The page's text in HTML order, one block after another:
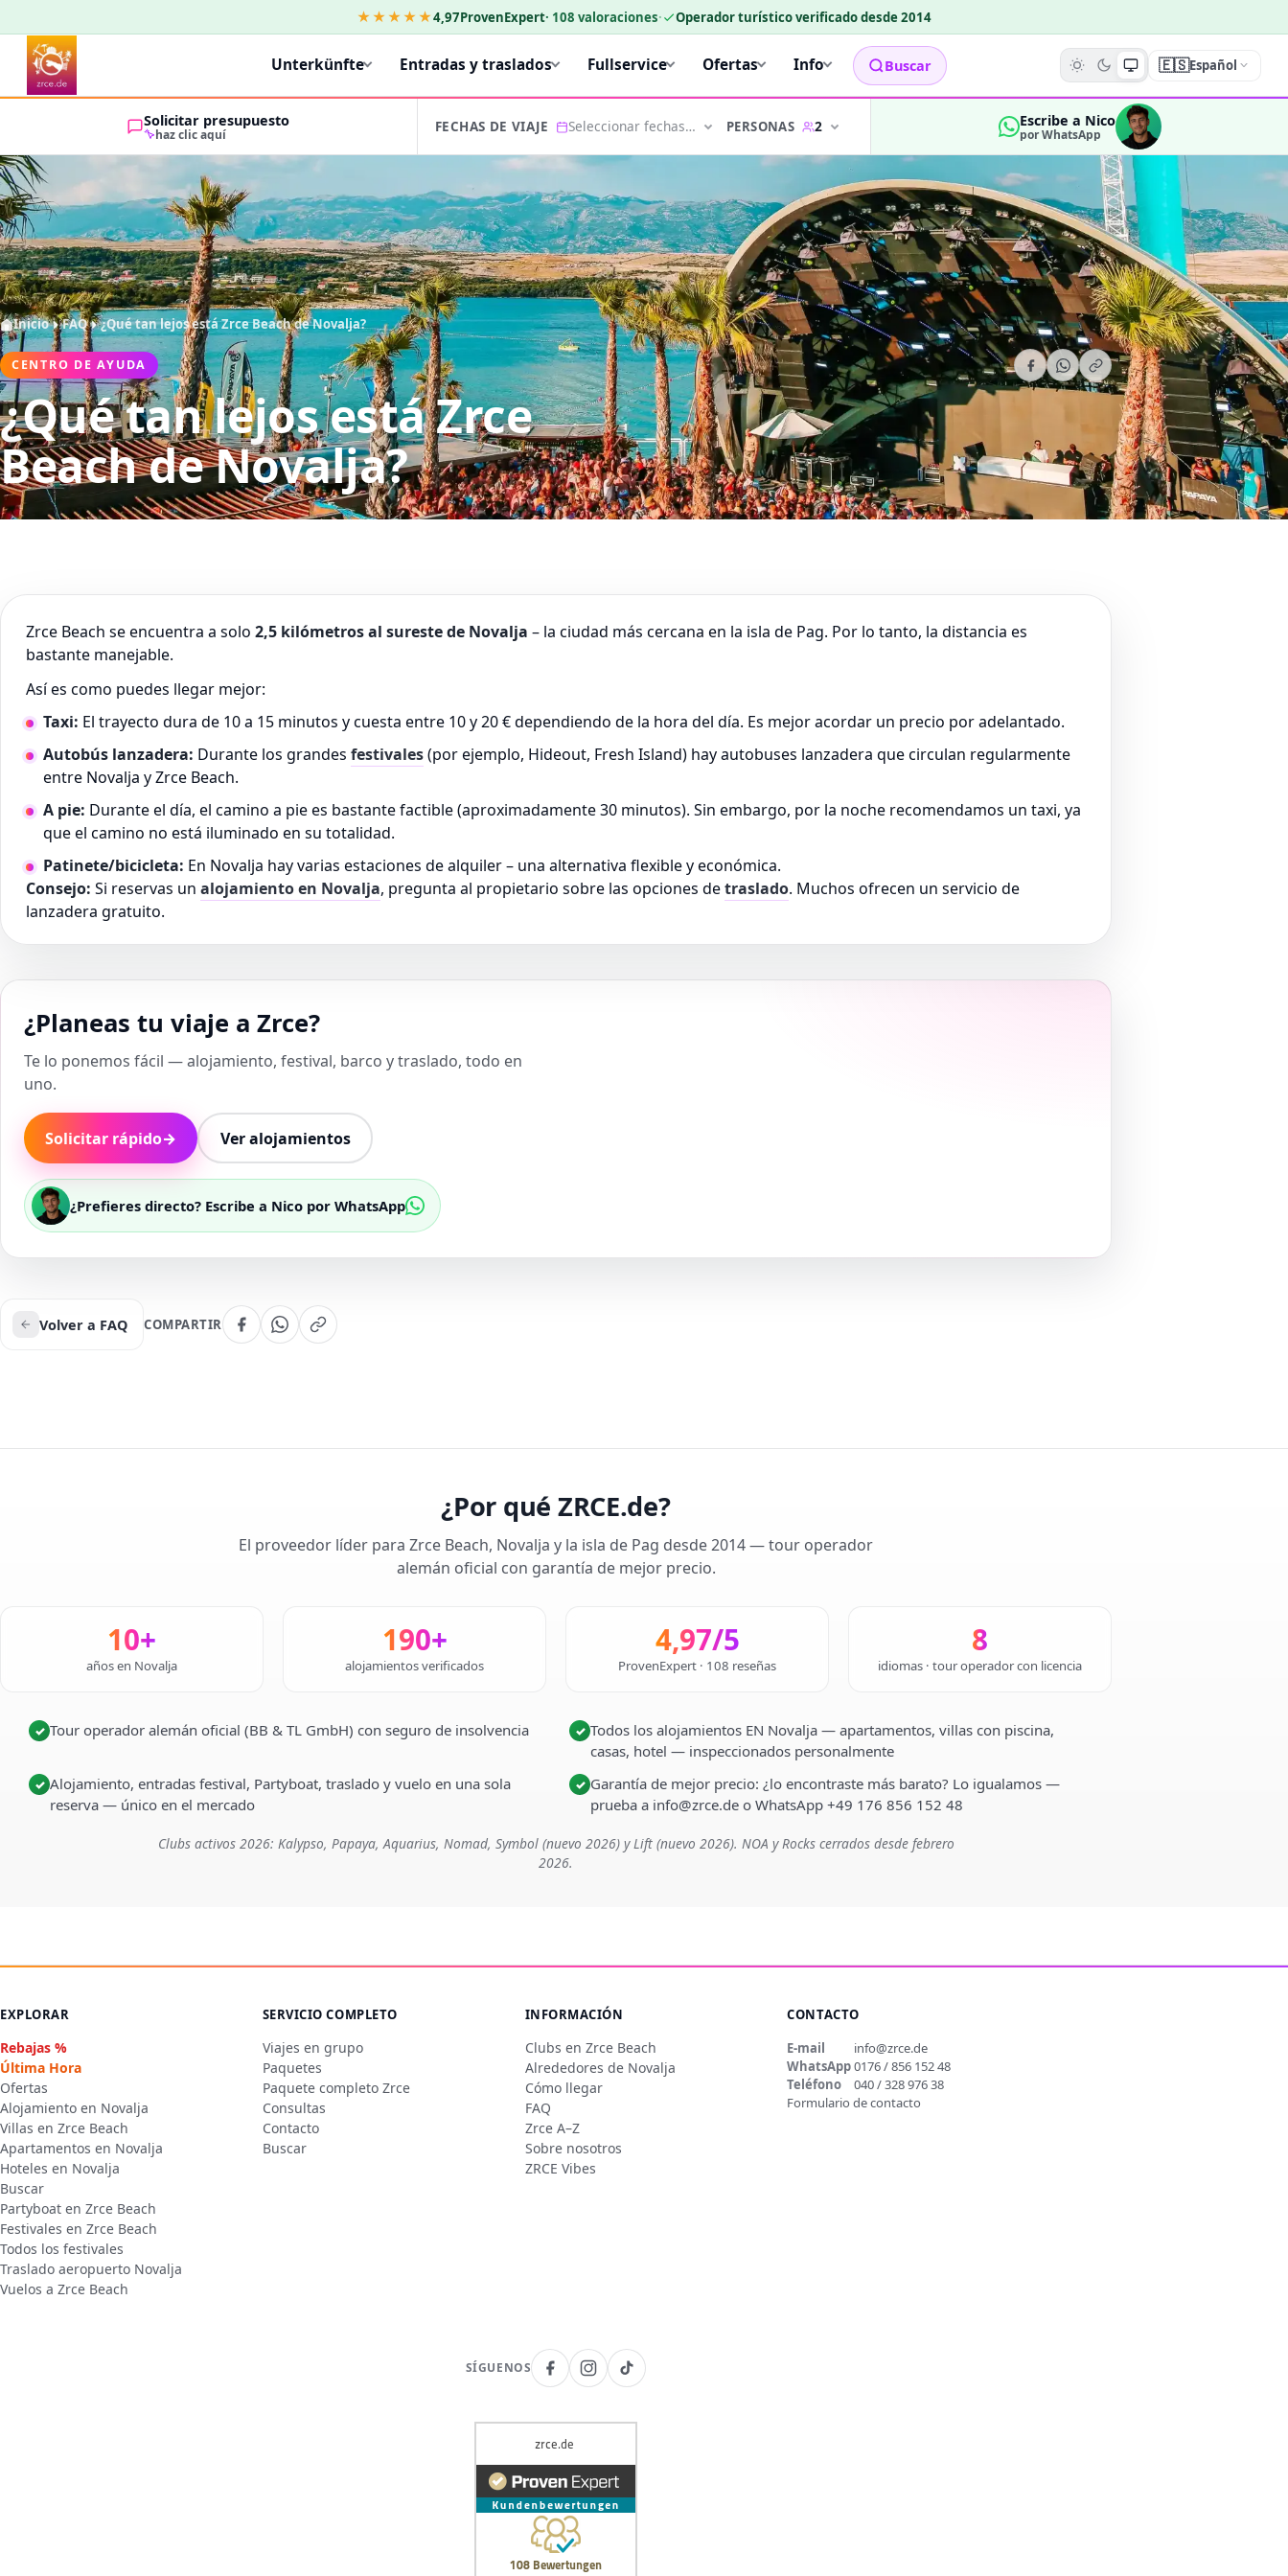
★★★★★4,97ProvenExpert· 108 valoraciones· Operador turístico verificado desde 2014
Unterkünfte Entradas y traslados Fullservice Ofertas Info Buscar 🇪🇸Español
Solicitar presupuesto
haz clic aquí FECHAS DE VIAJE Seleccionar fechas… PERSONAS 2 Escribe a Nico
por WhatsApp
Inicio FAQ ¿Qué tan lejos está Zrce Beach de Novalja?
CENTRO DE AYUDA
¿Qué tan lejos está Zrce
Beach de Novalja?
Zrce Beach se encuentra a solo 2,5 kilómetros al sureste de Novalja – la ciudad más cercana en la isla de Pag. Por lo tanto, la distancia es
bastante manejable.
Así es como puedes llegar mejor:
Taxi: El trayecto dura de 10 a 15 minutos y cuesta entre 10 y 20 € dependiendo de la hora del día. Es mejor acordar un precio por adelantado.
Autobús lanzadera: Durante los grandes festivales(por ejemplo, Hideout, Fresh Island) hay autobuses lanzadera que circulan regularmente
entre Novalja y Zrce Beach.
A pie: Durante el día, el camino a pie es bastante factible (aproximadamente 30 minutos). Sin embargo, por la noche recomendamos un taxi, ya
que el camino no está iluminado en su totalidad.
Patinete/bicicleta: En Novalja hay varias estaciones de alquiler – una alternativa flexible y económica.
Consejo: Si reservas un alojamiento en Novalja, pregunta al propietario sobre las opciones detraslado. Muchos ofrecen un servicio de
lanzadera gratuito.
¿Planeas tu viaje a Zrce?
Te lo ponemos fácil — alojamiento, festival, barco y traslado, todo en
uno.
Solicitar rápido→ Ver alojamientos
¿Prefieres directo? Escribe a Nico por WhatsApp
Volver a FAQ COMPARTIR
¿Por qué ZRCE.de?
El proveedor líder para Zrce Beach, Novalja y la isla de Pag desde 2014 — tour operador
alemán oficial con garantía de mejor precio.
10+
años en Novalja
190+
alojamientos verificados
4,97/5
ProvenExpert · 108 reseñas
8
idiomas · tour operador con licencia
✓ Tour operador alemán oficial (BB & TL GmbH) con seguro de insolvencia ✓ Todos los alojamientos EN Novalja — apartamentos, villas con piscina,
casas, hotel — inspeccionados personalmente
✓ Alojamiento, entradas festival, Partyboat, traslado y vuelo en una sola
reserva — único en el mercado
✓ Garantía de mejor precio: ¿lo encontraste más barato? Lo igualamos —
prueba a info@zrce.de o WhatsApp +49 176 856 152 48
Clubs activos 2026: Kalypso, Papaya, Aquarius, Nomad, Symbol (nuevo 2026) y Lift (nuevo 2026). NOA y Rocks cerrados desde febrero
2026.
EXPLORAR
Rebajas %
Última Hora
Ofertas
Alojamiento en Novalja
Villas en Zrce Beach
Apartamentos en Novalja
Hoteles en Novalja
Buscar
Partyboat en Zrce Beach
Festivales en Zrce Beach
Todos los festivales
Traslado aeropuerto Novalja
Vuelos a Zrce Beach
SERVICIO COMPLETO
Viajes en grupo
Paquetes
Paquete completo Zrce
Consultas
Contacto
Buscar
INFORMACIÓN
Clubs en Zrce Beach
Alrededores de Novalja
Cómo llegar
FAQ
Zrce A–Z
Sobre nosotros
ZRCE Vibes
CONTACTO
E-mail
info@zrce.de
WhatsApp0176 / 856 152 48
Teléfono
040 / 328 976 38
Formulario de contacto
SÍGUENOS